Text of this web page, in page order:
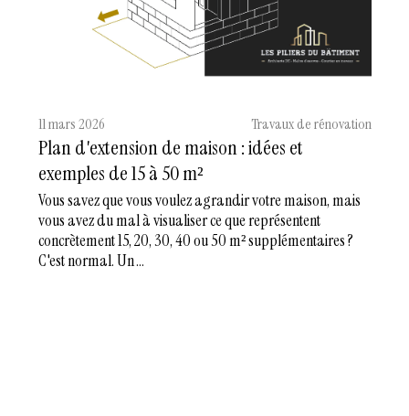
11 mars 2026 Travaux de rénovation
Plan d'extension de maison : idées et
exemples de 15 à 50 m²
Vous savez que vous voulez agrandir votre maison, mais
vous avez du mal à visualiser ce que représentent
concrètement 15, 20, 30, 40 ou 50 m² supplémentaires ?
C'est normal. Un ...